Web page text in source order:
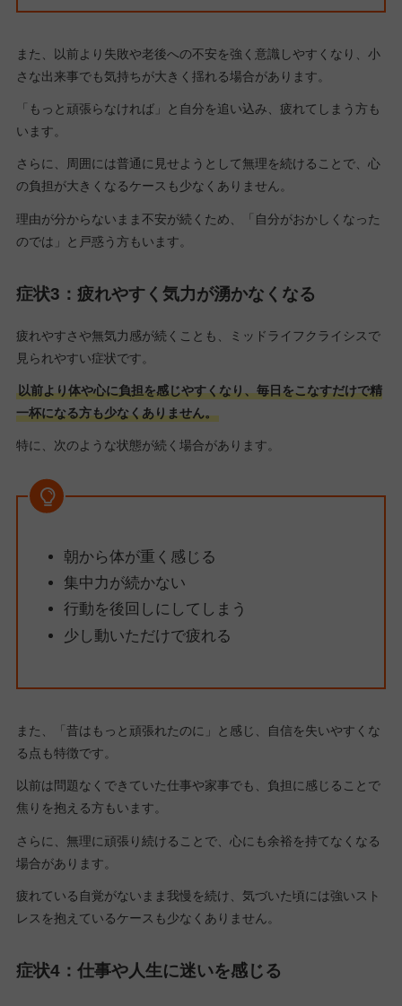
また、以前より失敗や老後への不安を強く意識しやすくなり、小
さな出来事でも気持ちが大きく揺れる場合があります。
「もっと頑張らなければ」と自分を追い込み、疲れてしまう方も
います。
さらに、周囲には普通に見せようとして無理を続けることで、心
の負担が大きくなるケースも少なくありません。
理由が分からないまま不安が続くため、「自分がおかしくなった
のでは」と戸惑う方もいます。
症状3：疲れやすく気力が湧かなくなる
疲れやすさや無気力感が続くことも、ミッドライフクライシスで
見られやすい症状です。
以前より体や心に負担を感じやすくなり、毎日をこなすだけで精
一杯になる方も少なくありません。
特に、次のような状態が続く場合があります。
朝から体が重く感じる
集中力が続かない
行動を後回しにしてしまう
少し動いただけで疲れる
また、「昔はもっと頑張れたのに」と感じ、自信を失いやすくな
る点も特徴です。
以前は問題なくできていた仕事や家事でも、負担に感じることで
焦りを抱える方もいます。
さらに、無理に頑張り続けることで、心にも余裕を持てなくなる
場合があります。
疲れている自覚がないまま我慢を続け、気づいた頃には強いスト
レスを抱えているケースも少なくありません。
症状4：仕事や人生に迷いを感じる